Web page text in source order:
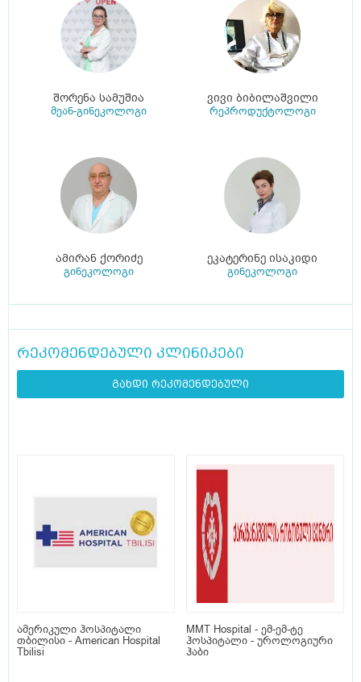
შორენა სამუშია
მეან-გინეკოლოგი
ვივი ბიბილაშვილი
რეპროდუქტოლოგი
ამირან ქორიძე
გინეკოლოგი
ეკატერინე ისაკიდი
გინეკოლოგი
რეკომენდებული კლინიკები
გახდი რეკომენდებული
ამერიკული ჰოსპიტალი
თბილისი - American Hospital
Tbilisi
MMT Hospital - ემ-ემ-ტე
ჰოსპიტალი - უროლოგიური
ჰაბი